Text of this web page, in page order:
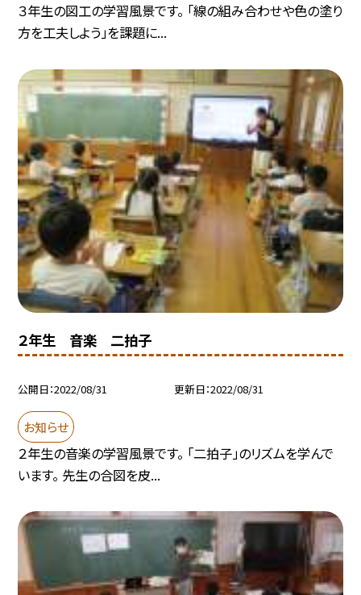
３年生の図工の学習風景です。 「線の組み合わせや色の塗り
方を工夫しよう」を課題に...
２年生 音楽 二拍子
公開日 2022/08/31 更新日 2022/08/31
お知らせ
２年生の音楽の学習風景です。 「二拍子」のリズムを学んで
います。 先生の合図を皮...